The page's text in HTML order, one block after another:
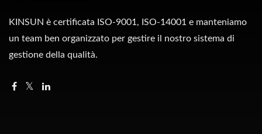
KINSUN è certificata ISO-9001, ISO-14001 e manteniamo
un team ben organizzato per gestire il nostro sistema di
gestione della qualità.